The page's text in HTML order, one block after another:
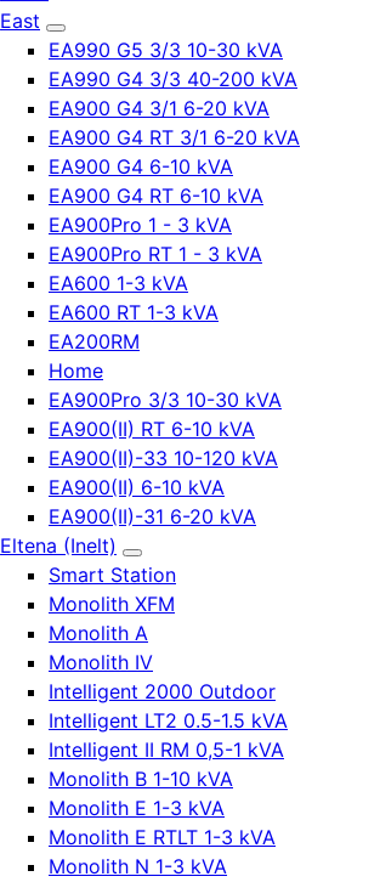
East
EA990 G5 3/3 10-30 kVA
EA990 G4 3/3 40-200 kVA
EA900 G4 3/1 6-20 kVA
EA900 G4 RT 3/1 6-20 kVA
EA900 G4 6-10 kVA
EA900 G4 RT 6-10 kVA
EA900Pro 1 - 3 kVA
EA900Pro RT 1 - 3 kVA
EA600 1-3 kVA
EA600 RT 1-3 kVA
EA200RM
Home
EA900Pro 3/3 10-30 kVA
EA900(II) RT 6-10 kVA
EA900(II)-33 10-120 kVA
EA900(II) 6-10 kVA
EA900(II)-31 6-20 kVA
Eltena (Inelt)
Smart Station
Monolith XFM
Monolith A
Monolith IV
Intelligent 2000 Outdoor
Intelligent LT2 0.5-1.5 kVA
Intelligent II RM 0,5-1 kVA
Monolith B 1-10 kVA
Monolith E 1-3 kVA
Monolith E RTLT 1-3 kVA
Monolith N 1-3 kVA